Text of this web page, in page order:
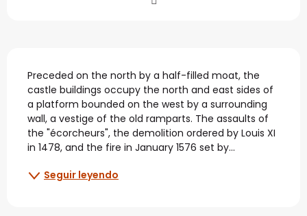
Descripción
Preceded on the north by a half-filled moat, the
castle buildings occupy the north and east sides of
a platform bounded on the west by a surrounding
wall, a vestige of the old ramparts. The assaults of
the "écorcheurs", the demolition ordered by Louis XI
in 1478, and the fire in January 1576 set by...
Seguir leyendo